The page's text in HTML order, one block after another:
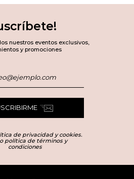
nuestros eventos exclusivos,
y promociones
de privacidad y cookies.
política de términos y
condiciones